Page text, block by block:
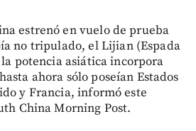
estrenó en vuelo de prueba
no tripulado, el Lijian (Espada
potencia asiática incorpora
ahora sólo poseían Estados
y Francia, informó este
China Morning Post.